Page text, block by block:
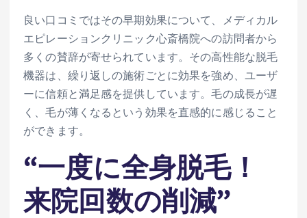
良い口コミではその早期効果について、メディカル
エピレーションクリニック心斎橋院への訪問者から
多くの賛辞が寄せられています。その高性能な脱毛
機器は、繰り返しの施術ごとに効果を強め、ユーザ
ーに信頼と満足感を提供しています。毛の成長が遅
く、毛が薄くなるという効果を直感的に感じること
ができます。
“一度に全身脱毛！
来院回数の削減”